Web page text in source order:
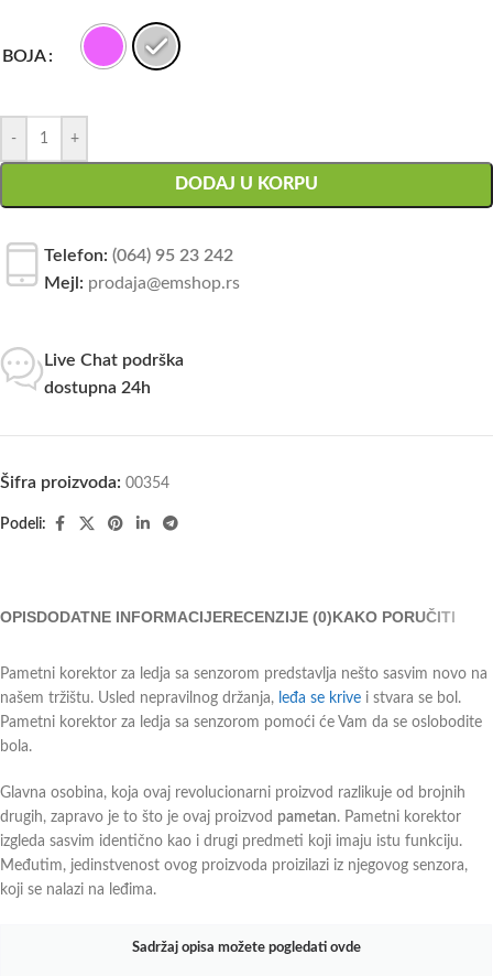
BOJA
- +
DODAJ U KORPU
Telefon: (064) 95 23 242
Mejl: prodaja@emshop.rs
Live Chat podrška
dostupna 24h
Šifra proizvoda: 00354
Podeli:
OPISDODATNE INFORMACIJERECENZIJE (0)KAKO PORUČITI
Pametni korektor za ledja sa senzorom predstavlja nešto sasvim novo na
našem tržištu. Usled nepravilnog držanja, leđa se krive i stvara se bol.
Pametni korektor za ledja sa senzorom pomoći će Vam da se oslobodite
bola.
Glavna osobina, koja ovaj revolucionarni proizvod razlikuje od brojnih
drugih, zapravo je to što je ovaj proizvod pametan. Pametni korektor
izgleda sasvim identično kao i drugi predmeti koji imaju istu funkciju.
Međutim, jedinstvenost ovog proizvoda proizilazi iz njegovog senzora,
koji se nalazi na leđima.
Sadržaj opisa možete pogledati ovde